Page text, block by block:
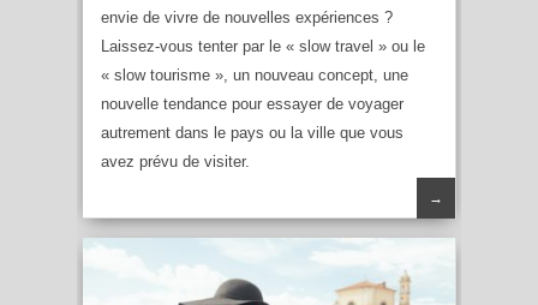
envie de vivre de nouvelles expériences ?
Laissez-vous tenter par le « slow travel » ou le
« slow tourisme », un nouveau concept, une
nouvelle tendance pour essayer de voyager
autrement dans le pays ou la ville que vous
avez prévu de visiter.
→